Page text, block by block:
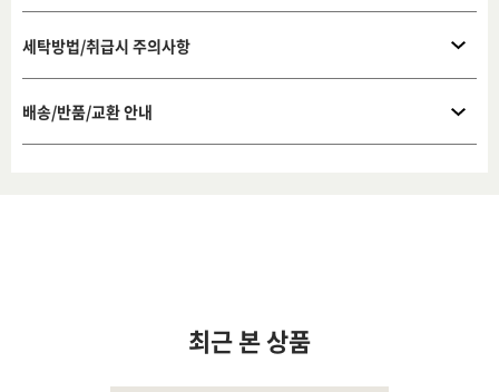
세탁방법/취급시 주의사항
배송/반품/교환 안내
최근 본 상품